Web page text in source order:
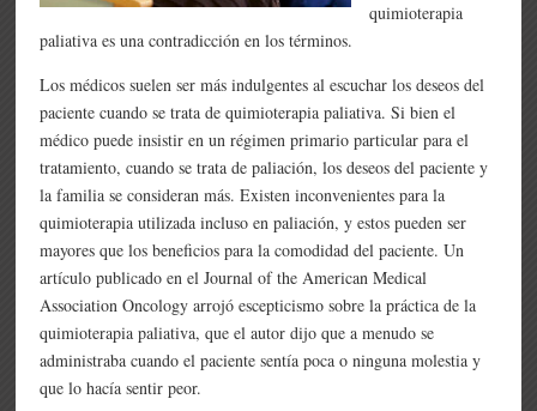
quimioterapia
paliativa es una contradicción en los términos.
Los médicos suelen ser más indulgentes al escuchar los deseos del
paciente cuando se trata de quimioterapia paliativa. Si bien el
médico puede insistir en un régimen primario particular para el
tratamiento, cuando se trata de paliación, los deseos del paciente y
la familia se consideran más. Existen inconvenientes para la
quimioterapia utilizada incluso en paliación, y estos pueden ser
mayores que los beneficios para la comodidad del paciente. Un
artículo publicado en el Journal of the American Medical
Association Oncology arrojó escepticismo sobre la práctica de la
quimioterapia paliativa, que el autor dijo que a menudo se
administraba cuando el paciente sentía poca o ninguna molestia y
que lo hacía sentir peor.